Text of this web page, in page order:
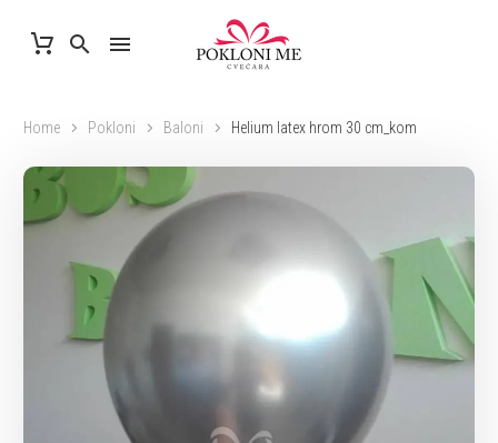
Home Pokloni Baloni Helium latex hrom 30 cm_kom